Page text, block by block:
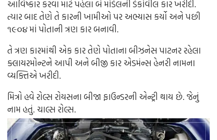
આવિષ્કાર કરવામાટેપહેલાબેમોડેલનીડેકોવીલ કારખરીદી.
ત્યારબાદતેણેતે કારનીખામીઓપર અભ્યાસ કર્યો અનેપછી
૧૯૦૪માંપોતાનીત્રણ કારબનાવી.
તેત્રણ કારમાંથી એક કારતેણેપોતાનાબીઝનેસપાટનરરહેલા
ક્લાયરમોન્ટને આપી અનેબીજી કાર એડમંન્સહેનરીનામના
વ્યક્તિએખરીદી.
મિત્રોહવેરોલ્સરોયસનાબીજા ફાઉન્ડરની એન્ટ્રી થાય છે.જેનું
નામહતું. ચાલ્સરોલ્સ.